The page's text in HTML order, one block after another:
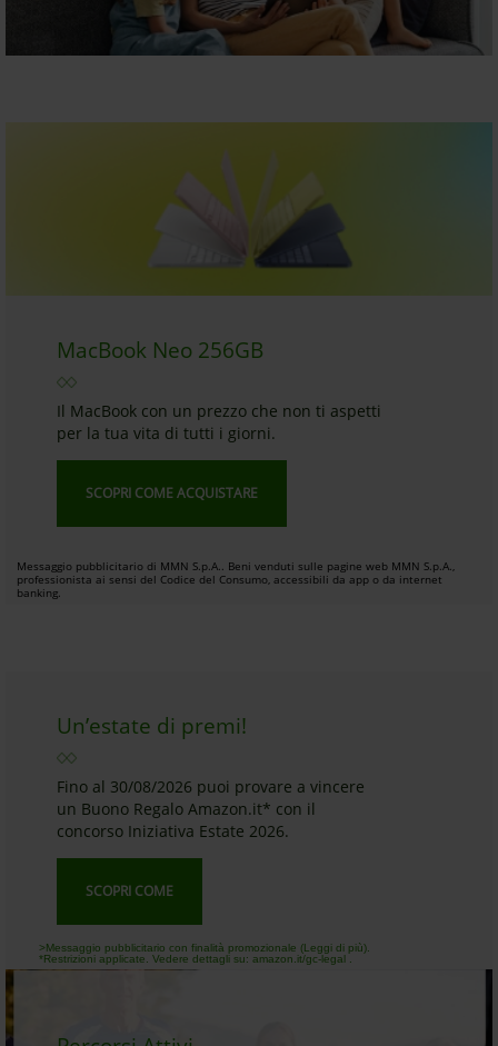
MacBook Neo 256GB
Il MacBook con un prezzo che non ti aspetti
per la tua vita di tutti i giorni.
SCOPRI COME ACQUISTARE
Messaggio pubblicitario di MMN S.p.A.. Beni venduti sulle pagine web MMN S.p.A.,
professionista ai sensi del Codice del Consumo, accessibili da app o da internet
banking.
Un’estate di premi!
Fino al 30/08/2026 puoi provare a vincere
un Buono Regalo Amazon.it* con il
concorso Iniziativa Estate 2026.
SCOPRI COME
>Messaggio pubblicitario con finalità promozionale (Leggi di più).
*Restrizioni applicate. Vedere dettagli su: amazon.it/gc-legal .